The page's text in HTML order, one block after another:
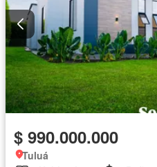
$ 990.000.000
Tuluá